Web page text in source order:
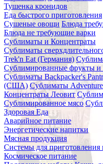
Тушенка кронидов
Еда быстрого приготовления
Сушеные овощи Блюда
Блюда не требующие варки
Сублиматы и Концентраты
Сублиматы
Trek'n Eat (Германия)
Сублимированные фрукты и
Сублиматы Backpacker's
(США) Сублиматы
Концентраты Леовит
Сублимированное мясо
Здоровая Еда
Аварийное питание
Энергетические напитки
Мясная продукция
Системы для приготовления
Космическое питание